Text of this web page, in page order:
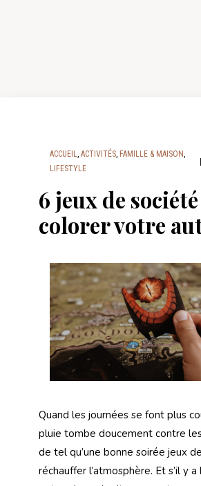
ACCUEIL, ACTIVITÉS, FAMILLE & MAISON,
LIFESTYLE
|
6 jeux de
colorer votre
Quand les journées se font plus
pluie tombe doucement contre
de tel qu’une bonne soirée jeux
réchauffer l’atmosphère. Et s’il y a